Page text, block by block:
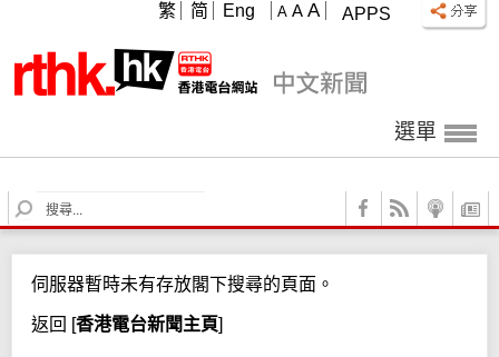
APPS
A A A
繁 简 Eng
選單
S
e
c
h
伺服器暫時未有存放閣下搜尋的頁面。
返回 [香港電台新聞主頁]